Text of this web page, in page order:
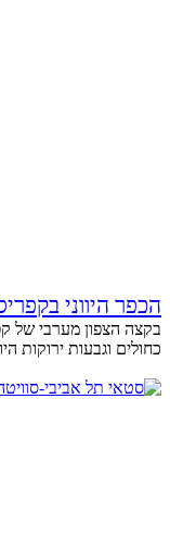
הכפר היווני
בקצה הצפון מערבי של
כחולים וגבעות ירוקות